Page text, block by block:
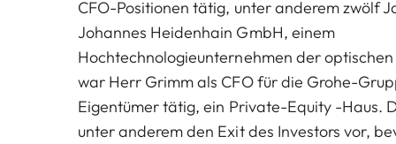
CFO-Positionen tätig, unter anderem zwölf
Johannes Heidenhain GmbH, einem
Hochtechnologieunternehmen der
war Herr Grimm als CFO für die Grohe-
Eigentümer tätig, ein Private-Equity -Haus.
unter anderem den Exit des Investors vor,